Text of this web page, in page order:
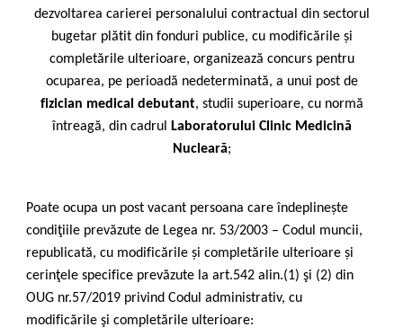
dezvoltarea carierei personalului contractual din sectorul
bugetar plătit din fonduri publice, cu modificările și
completările ulterioare, organizează concurs pentru
ocuparea, pe perioadă nedeterminată, a unui post de
fizician medical debutant, studii superioare, cu normă
întreagă, din cadrul
Laboratorului Clinic Medicină
Nucleară;
Poate ocupa un post vacant persoana care îndeplinește
condiţiile prevăzute de Legea nr. 53/2003 – Codul muncii,
republicată, cu modificările și completările ulterioare și
cerinţele specifice prevăzute la art.542 alin.(1) şi (2) din
OUG nr.57/2019 privind Codul administrativ, cu
modificările şi completările ulterioare: